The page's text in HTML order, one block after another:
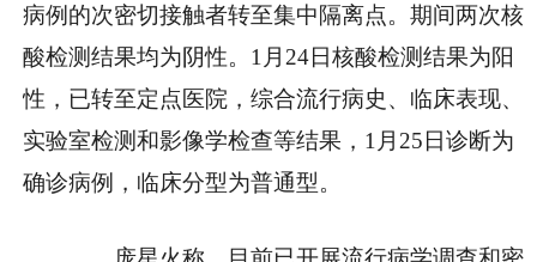
病例的次密切接触者转至集中隔离点。期间两次核
酸检测结果均为阴性。1月24日核酸检测结果为阳
性，已转至定点医院，综合流行病史、临床表现、
实验室检测和影像学检查等结果，1月25日诊断为
确诊病例，临床分型为普通型。